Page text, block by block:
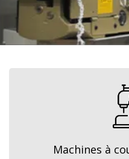
Machines à